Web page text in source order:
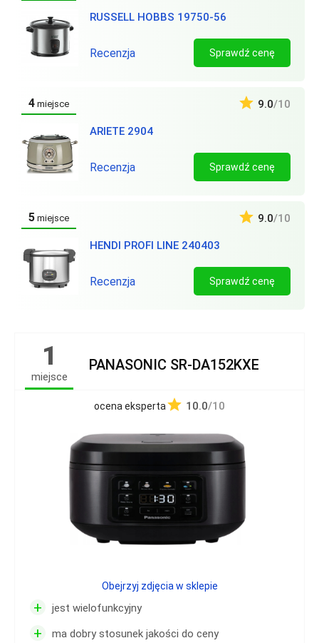
RUSSELL HOBBS 19750-56
Recenzja Sprawdź cenę
4 miejsce
ARIETE 2904
9.0/10
Recenzja Sprawdź cenę
5 miejsce
HENDI PROFI LINE 240403
9.0/10
Recenzja Sprawdź cenę
1
miejsce
PANASONIC SR-DA152KXE
ocena eksperta 10.0/10
+ jest wielofunkcyjny
+ ma dobry stosunek jakości do ceny
Obejrzyj zdjęcia w sklepie